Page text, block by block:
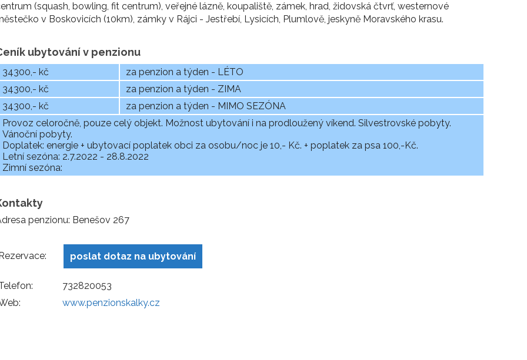
(squash, bowling, fit centrum), veřejné lázně, koupaliště, zámek, hrad, židovská čtvrť, westernové
v Boskovicích (10km), zámky v Rájci - Jestřebí, Lysicích, Plumlově, jeskyně Moravského krasu.
ubytování v penzionu
34300,- kč
za penzion a týden - LÉTO
34300,- kč
za penzion a týden - ZIMA
34300,- kč
za penzion a týden - MIMO SEZÓNA
Provoz celoročně, pouze celý objekt. Možnost ubytování i na prodloužený víkend. Silvestrovské pobyty.
Vánoční pobyty.
Doplatek: energie + ubytovací poplatek obci za osobu/noc je 10,- Kč. + poplatek za psa 100,-Kč.
Letní sezóna: 2.7.2022 - 28.8.2022
Zimní sezóna:
penzionu: Benešov 267
poslat dotaz na ubytování
732820053
www.penzionskalky.cz